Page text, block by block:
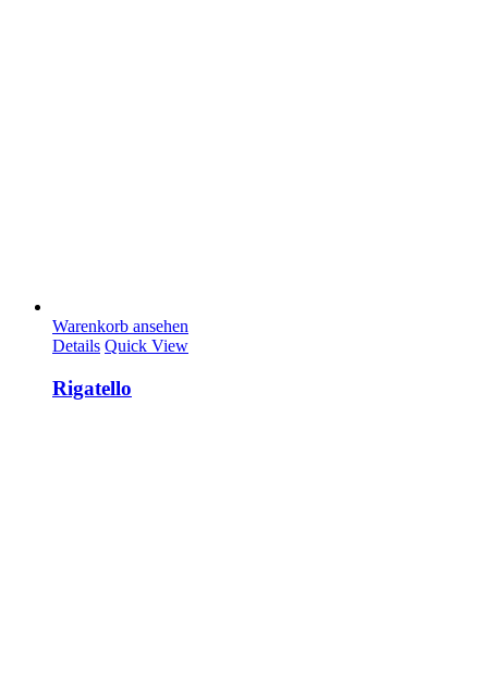
Warenkorb ansehen
Details Quick View
Rigatello